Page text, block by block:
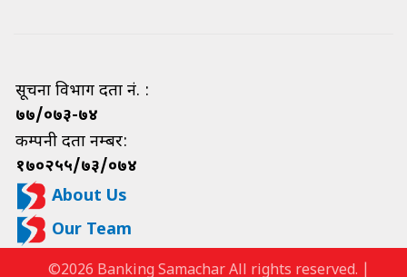
सूचना विभाग दर्ता नं. :
७७/०७३-७४
कम्पनी दर्ता नम्बर:
१७०२५५/७३/०७४
About Us
Our Team
©2026 Banking Samachar All rights reserved. |